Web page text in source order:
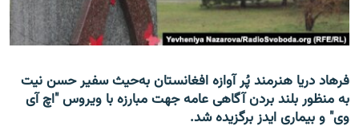
صفحه پشتو
به ما بپیوندید
فرهاد دریا هنرمند پُر آوازه افغانستان به‌حیث سفیر حسن نیت
به منظور بلند بردن آگاهی عامه جهت مبارزه با ویروس "اچ آی
وی" و بیماری ایدز برگزیده شد.